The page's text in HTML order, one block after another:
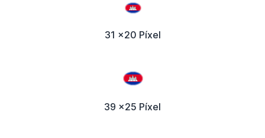
31 x20 Píxel
39 x25 Píxel